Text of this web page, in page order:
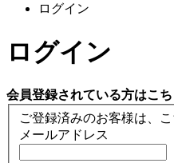
ログイン
ログイン
会員登録されている方はこち
ご登録済みのお客様は、
メールアドレス